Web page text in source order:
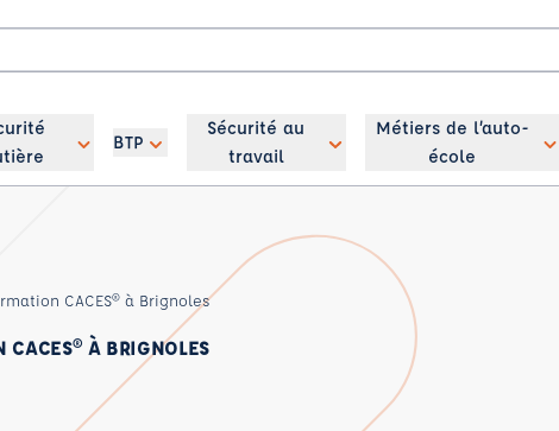
BTP
Sécurité au
travail
Métiers de l’auto-
école
CACES® à Brignoles
CACES® À BRIGNOLES